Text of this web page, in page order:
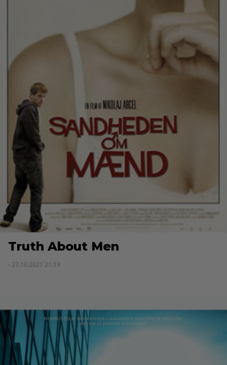
Truth About Men
- 27.10.2021 21:19